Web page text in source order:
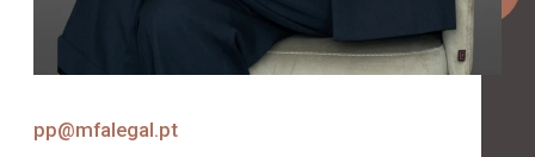
pp@mfalegal.pt